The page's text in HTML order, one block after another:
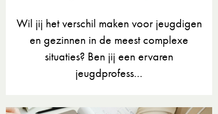
Wil jij het verschil maken voor jeugdigen
en gezinnen in de meest complexe
situaties? Ben jij een ervaren
jeugdprofess…